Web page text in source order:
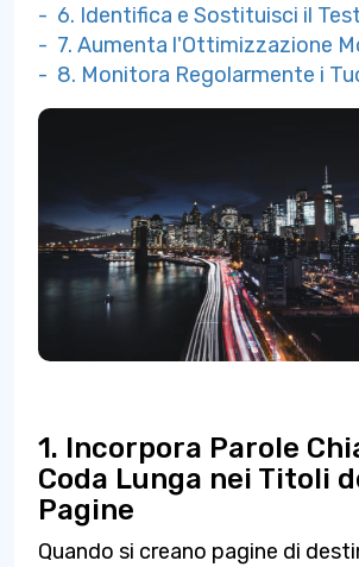
- 6. Identifica e Sostituisci il
- 7. Aumenta l'Ottimizzazione
- 8. Monitora Regolarmente i
1. Incorpora Parole
Coda Lunga nei Titoli
Pagine
Quando si creano pagine di